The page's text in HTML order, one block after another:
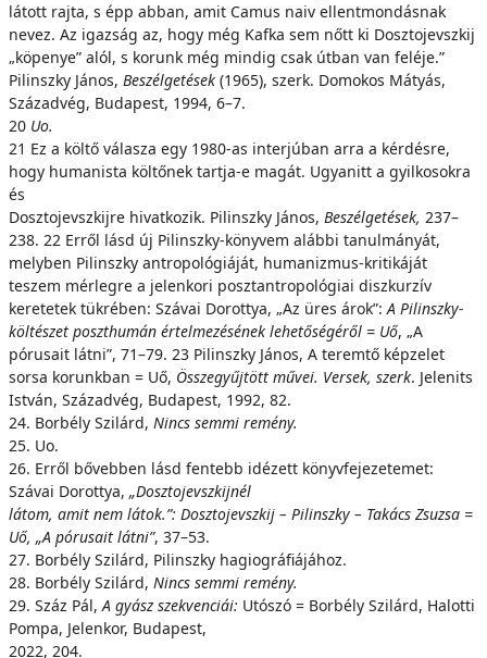
látott rajta, s épp abban, amit Camus naiv ellentmondásnak
nevez. Az igazság az, hogy még Kafka sem nőtt ki Dosztojevszkij
„köpenye” alól, s korunk még mindig csak útban van feléje.”
Pilinszky János, Beszélgetések (1965), szerk. Domokos Mátyás,
Századvég, Budapest, 1994, 6–7.
20 Uo.
21 Ez a költő válasza egy 1980-as interjúban arra a kérdésre,
hogy humanista költőnek tartja-e magát. Ugyanitt a gyilkosokra
és
Dosztojevszkijre hivatkozik. Pilinszky János, Beszélgetések, 237–
238. 22 Erről lásd új Pilinszky-könyvem alábbi tanulmányát,
melyben Pilinszky antropológiáját, humanizmus-kritikáját
teszem mérlegre a jelenkori posztantropológiai diszkurzív
keretetek tükrében: Szávai Dorottya, „Az üres árok”:A Pilinszky-
költészet poszthumán értelmezésének lehetőségéről = Uő, „A
pórusait látni”, 71–79. 23 Pilinszky János, A teremtő képzelet
sorsa korunkban = Uő, Összegyűjtött művei. Versek, szerk. Jelenits
István, Századvég, Budapest, 1992, 82.
24. Borbély Szilárd, Nincs semmi remény.
25. Uo.
26. Erről bővebben lásd fentebb idézett könyvfejezetemet:
Szávai Dorottya, „Dosztojevszkijnél
látom, amit nem látok.”: Dosztojevszkij – Pilinszky – Takács Zsuzsa =
Uő, „A pórusait látni”, 37–53.
27. Borbély Szilárd, Pilinszky hagiográfiájához.
28. Borbély Szilárd, Nincs semmi remény.
29. Száz Pál,A gyász szekvenciái: Utószó = Borbély Szilárd, Halotti
Pompa, Jelenkor, Budapest,
2022, 204.